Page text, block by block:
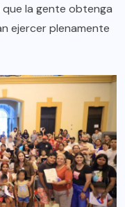
la gente obtenga
ejercer plenamente